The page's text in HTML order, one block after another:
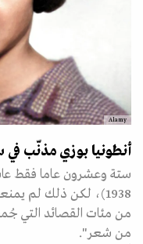
Alamy
أنطونيا بوزي مذنّب في
1938)، لكن ذلك لم
من مئات القصائد التي
من شعر".